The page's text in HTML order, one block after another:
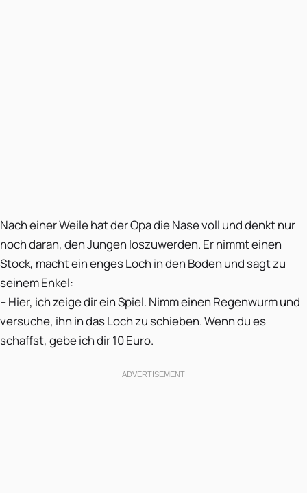
Nach einer Weile hat der Opa die Nase voll und denkt nur
noch daran, den Jungen loszuwerden. Er nimmt einen
Stock, macht ein enges Loch in den Boden und sagt zu
seinem Enkel:
– Hier, ich zeige dir ein Spiel. Nimm einen Regenwurm und
versuche, ihn in das Loch zu schieben. Wenn du es
schaffst, gebe ich dir 10 Euro.